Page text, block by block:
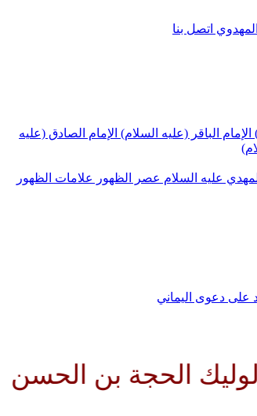
المهدوي اتصل بنا
الإمام الباقر (عليه السلام) الإمام الصادق (عليه
عليه السلام عصر الظهور
علامات الظهور
على دعوى اليماني
بن الحسن صلواتك